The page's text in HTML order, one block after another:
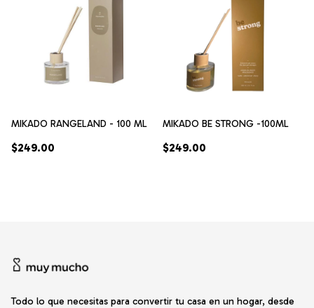
MIKADO RANGELAND - 100 ML
$249.00
MIKADO BE STRONG -100ML
$249.00
Todo lo que necesitas para convertir tu casa en un hogar, desde